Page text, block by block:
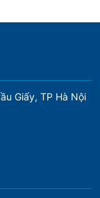
Giấy, TP Hà Nội